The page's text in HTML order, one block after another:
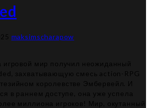
maksimscharapow
игровой мир получил неожиданный
захватывающую смесь action-RPG
королевстве Эмбервейл. И
в раннем доступе, она уже успела
миллиона игроков! Мир, окутанный